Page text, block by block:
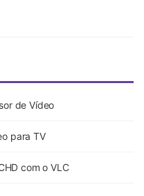
de Vídeo
para TV
com o VLC